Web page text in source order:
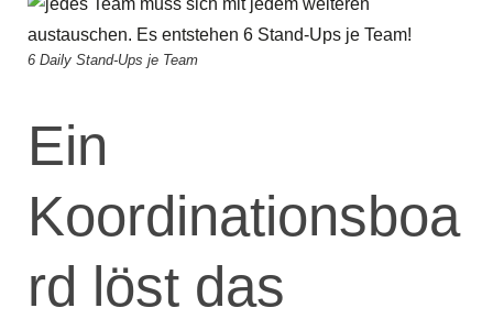
6 Daily Stand-Ups je Team
Ein
Koordinationsboa
rd löst das